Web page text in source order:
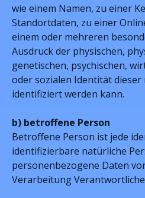
wie einem Namen, zu einer
Standortdaten, zu einer
einem oder mehreren
Ausdruck der physischen,
genetischen, psychischen,
oder sozialen Identität
identifiziert werden kann.
b) betroffene Person
Betroffene Person ist jede
identifizierbare natürliche
personenbezogene Daten
Verarbeitung